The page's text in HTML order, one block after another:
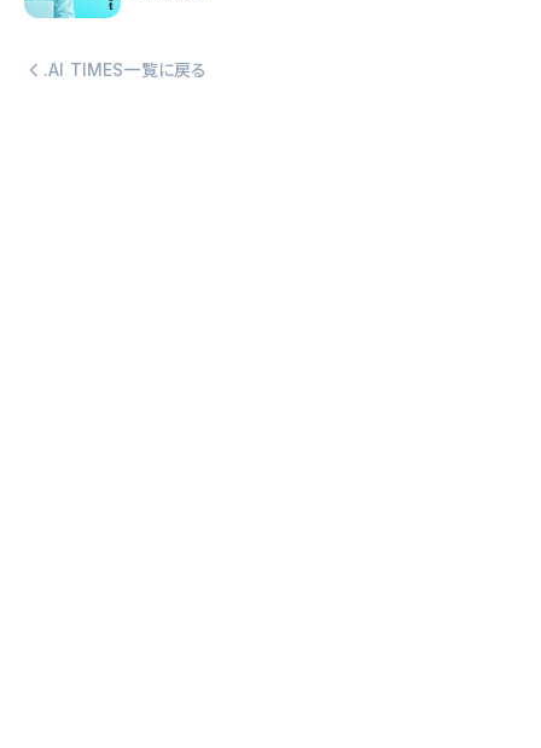
.AI TIMES一覧に戻る